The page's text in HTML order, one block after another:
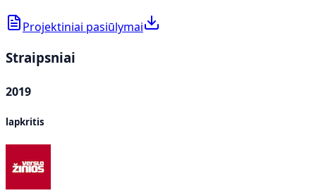
Projektiniai pasiūlymai
Straipsniai
2019
lapkritis